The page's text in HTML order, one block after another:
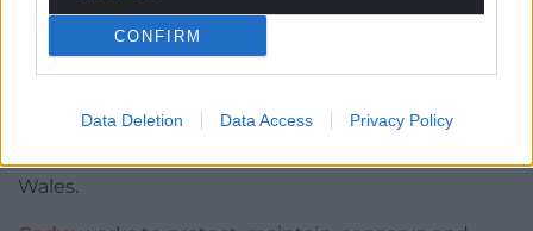
CONFIRM
Data Deletion Data Access Privacy Policy
RCAHMW is also a partner institution, along with
the National Library of Wales and National Museum
of Wales, in thePeople’s Collection of Wales, an
bodies and private individuals can share their
Wales.